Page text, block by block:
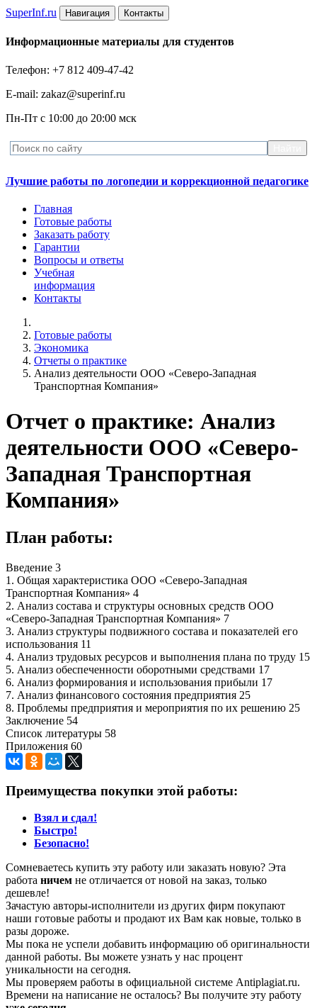
SuperInf.ru Навигация Контакты
Информационные материалы для студентов
Телефон: +7 812 409-47-42
E-mail: zakaz@superinf.ru
Пн-Пт с 10:00 до 20:00 мск
Лучшие работы по логопедии и коррекционной педагогике
Главная
Готовые работы
Заказать работу
Гарантии
Вопросы и ответы
Учебная
информация
Контакты
Готовые работы
Экономика
Отчеты о практике
Анализ деятельности ООО «Северо-Западная
Транспортная Компания»
Отчет о практике: Анализ
деятельности ООО «Северо-
Западная Транспортная
Компания»
План работы:
Введение 3
1. Общая характеристика ООО «Северо-Западная
Транспортная Компания» 4
2. Анализ состава и структуры основных средств ООО
«Северо-Западная Транспортная Компания» 7
3. Анализ структуры подвижного состава и показателей его
использования 11
4. Анализ трудовых ресурсов и выполнения плана по труду 15
5. Анализ обеспеченности оборотными средствами 17
6. Анализ формирования и использования прибыли 17
7. Анализ финансового состояния предприятия 25
8. Проблемы предприятия и мероприятия по их решению 25
Заключение 54
Список литературы 58
Приложения 60
Преимущества покупки этой работы:
Взял и сдал!
Быстро!
Безопасно!
Сомневаетесь купить эту работу или заказать новую? Эта
работа ничем не отличается от новой на заказ, только
дешевле!
Зачастую авторы-исполнители из других фирм покупают
наши готовые работы и продают их Вам как новые, только в
разы дороже.
Мы пока не успели добавить информацию об оригинальности
данной работы. Вы можете узнать у нас процент
уникальности на сегодня.
Мы проверяем работы в официальной системе Аntiplagiat.ru.
Времени на написание не осталось? Вы получите эту работу